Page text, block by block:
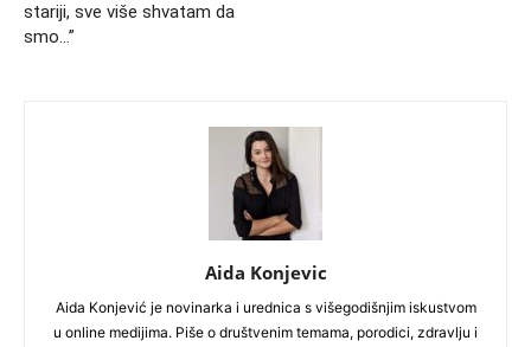
stariji, sve više shvatam da
smo…”
Aida Konjevic
Aida Konjević je novinarka i urednica s višegodišnjim iskustvom
u online medijima. Piše o društvenim temama, porodici, zdravlju i